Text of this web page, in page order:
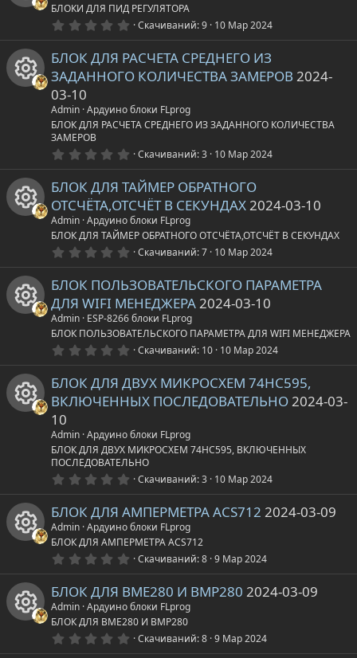
р
с
е
с
с
а
н
к
а
с
у
с
а
ё
з
И
к
о
к
а
р
с
у
с
а
БЛОКИ ДЛЯ ПИД РЕГУЛЯТОРА
0
0
з
в
з
д
Скачиваний 9 10 Мар 2024
о
н
а
р
с
у
а
БЛОК ДЛЯ РАСЧЕТА СРЕДНЕГО ИЗ
ЗАДАННОГО КОЛИЧЕСТВА ЗАМЕРОВ 2024-
03-10
Admin Ардуино блоки FLprog
БЛОК ДЛЯ РАСЧЕТА СРЕДНЕГО ИЗ ЗАДАННОГО КОЛИЧЕСТВА
ЗАМЕРОВ
0
0
з
в
ё
з
д
Скачиваний 3 10 Мар 2024
к
о
к
а
с
у
с
а
БЛОК ДЛЯ ТАЙМЕР ОБРАТНОГО
ОТСЧЁТА,ОТСЧЁТ В СЕКУНДАХ2024-03-10
Admin Ардуино блоки FLprog
БЛОК ДЛЯ ТАЙМЕР ОБРАТНОГО ОТСЧЁТА,ОТСЧЁТ В СЕКУНДАХ
0
0
з
в
ё
з
д
Скачиваний 7 10 Мар 2024
к
о
а
р
с
у
БЛОК ПОЛЬЗОВАТЕЛЬСКОГО ПАРАМЕТРА
ДЛЯ WIFI МЕНЕДЖЕРА2024-03-10
Admin ESP-8266 блоки FLprog
БЛОК ПОЛЬЗОВАТЕЛЬСКОГО ПАРАМЕТРА ДЛЯ WIFI МЕНЕДЖЕРА
0
0
з
в
з
д
Скачиваний 10 10 Мар 2024
о
н
к
а
р
БЛОК ДЛЯ ДВУХ МИКРОСХЕМ 74НС595,
ВКЛЮЧЕННЫХ ПОСЛЕДОВАТЕЛЬНО2024-03-
10
Admin Ардуино блоки FLprog
БЛОК ДЛЯ ДВУХ МИКРОСХЕМ 74НС595, ВКЛЮЧЕННЫХ
ПОСЛЕДОВАТЕЛЬНО
0
0
з
в
ё
з
Скачиваний 3 10 Мар 2024
И
к
о
БЛОК ДЛЯ АМПЕРМЕТРА ACS712 2024-03-09
Admin Ардуино блоки FLprog
БЛОК ДЛЯ АМПЕРМЕТРА ACS712
0
0
з
в
ё
з
Скачиваний 8 9 Мар 2024
И
БЛОК ДЛЯ BME280 И BMP280 2024-03-09
Admin Ардуино блоки FLprog
БЛОК ДЛЯ BME280 И BMP280
0Скачиваний 8 9 Мар 2024